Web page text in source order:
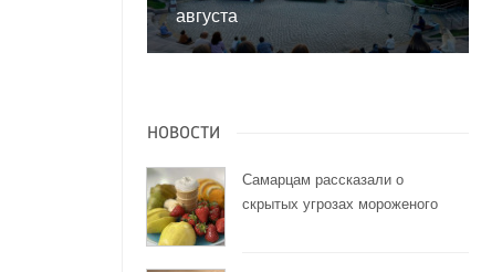
августа
НОВОСТИ
Самарцам рассказали о
скрытых угрозах мороженого